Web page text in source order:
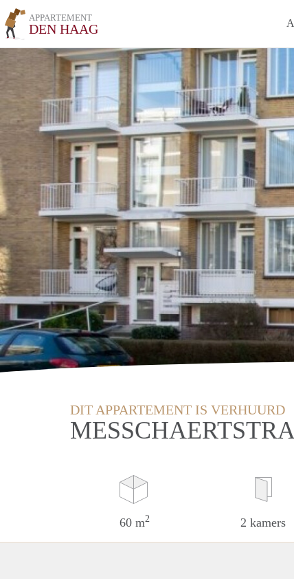
APPARTEMENT
DEN HAAG
DIT APPARTEMENT IS VERHUURD
60 m2 2 kamers